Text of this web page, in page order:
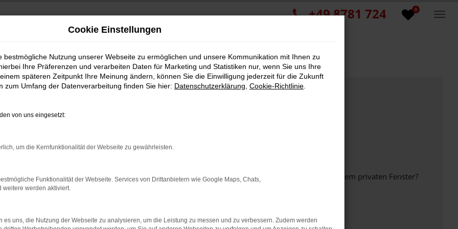
0
+49 8781 724
bestimmter Seiten verhindern. Funktioniert die Seite in einem anderen Browser oder in einem privaten Fenster?
beheben.
auf dem neuesten Stand sind.
Cookie Einstellungen
bestmögliche Nutzung unserer Webseite zu ermöglichen und unsere Kommunikation mit Ihnen zu
Ihre Präferenzen und verarbeiten Daten für Marketing und Statistiken nur, wenn Sie uns Ihre
späteren Zeitpunkt Ihre Meinung ändern, können Sie die Einwilligung jederzeit für die Zukunft
zum Umfang der Datenverarbeitung finden Sie hier: Datenschutzerklärung Cookie-Richtlinie
von uns eingesetzt:
um die Kernfunktionalität der Webseite zu gewährleisten.
Funktionalität der Webseite. Services von Drittanbietern wie Google Maps, Chats,
weitere werden aktiviert.
es uns, die Nutzung der Webseite zu analysieren, um die Leistung zu messen und zu verbessern. Zudem werden